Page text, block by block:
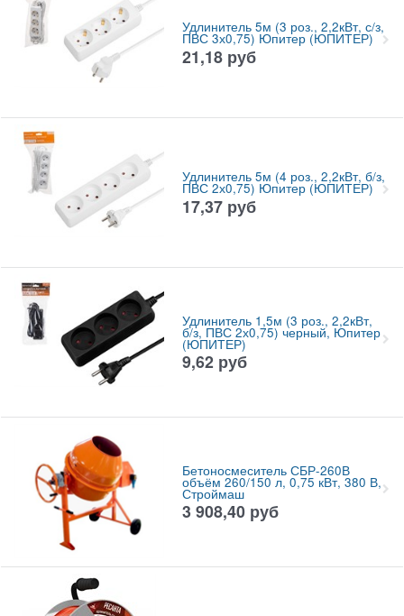
Удлинитель 5м (3 роз., 2,2кВт, с/з,
ПВС 3х0,75) Юпитер (ЮПИТЕР)
21,18 руб
Удлинитель 5м (4 роз., 2,2кВт, б/з,
ПВС 2х0,75) Юпитер (ЮПИТЕР)
17,37 руб
Удлинитель 1,5м (3 роз., 2,2кВт,
б/з, ПВС 2х0,75) черный, Юпитер
(ЮПИТЕР)
9,62 руб
Бетоносмеситель СБР-260В
объём 260/150 л, 0,75 кВт, 380 В,
Строймаш
3 908,40 руб